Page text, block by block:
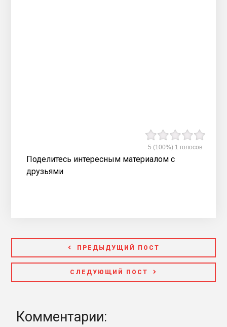
5 (100%) 1 голосов
Поделитесь интересным материалом с
друзьями
ПРЕДЫДУЩИЙ ПОСТ
СЛЕДУЮЩИЙ ПОСТ
Комментарии: